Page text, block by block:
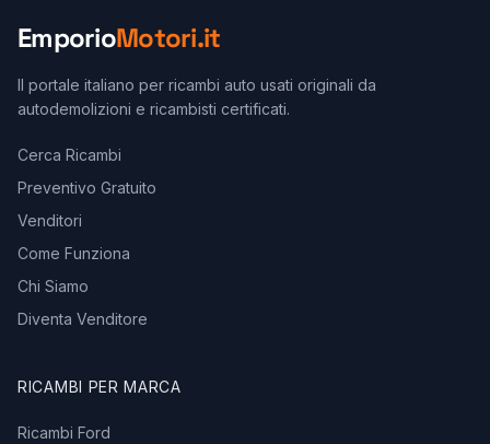
EmporioMotori.it
Il portale italiano per ricambi auto usati originali da
autodemolizioni e ricambisti certificati.
Cerca Ricambi
Preventivo Gratuito
Venditori
Come Funziona
Chi Siamo
Diventa Venditore
RICAMBI PER MARCA
Ricambi Ford